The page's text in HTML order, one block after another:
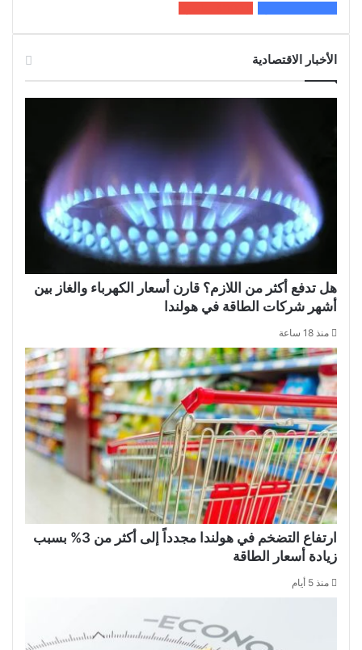
الأخبار الاقتصادية
هل تدفع أكثر من اللازم؟ قارن أسعار الكهرباء والغاز بين
أشهر شركات الطاقة في هولندا
منذ 18 ساعة
ارتفاع التضخم في هولندا مجدداً إلى أكثر من 3% بسبب
زيادة أسعار الطاقة
منذ 5 أيام